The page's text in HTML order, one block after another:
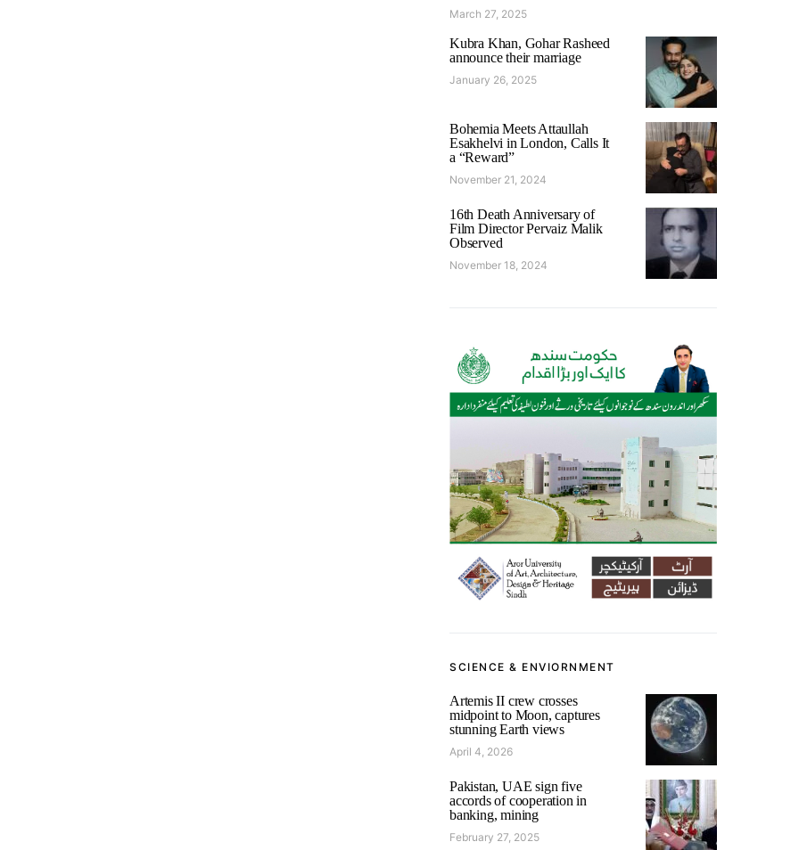
March 27, 2025
Kubra Khan, Gohar Rasheed
announce their marriage
January 26, 2025
Bohemia Meets Attaullah
Esakhelvi in London, Calls It
a “Reward”
November 21, 2024
16th Death Anniversary of
Film Director Pervaiz Malik
Observed
November 18, 2024
SCIENCE & ENVIORNMENT
Artemis II crew crosses
midpoint to Moon, captures
stunning Earth views
April 4, 2026
Pakistan, UAE sign five
accords of cooperation in
banking, mining
February 27, 2025